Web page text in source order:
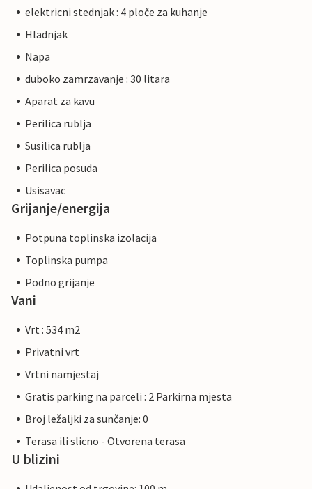
elektricni stednjak : 4 ploče za kuhanje
Hladnjak
Napa
duboko zamrzavanje : 30 litara
Aparat za kavu
Perilica rublja
Susilica rublja
Perilica posuda
Usisavac
Grijanje/energija
Potpuna toplinska izolacija
Toplinska pumpa
Podno grijanje
Vani
Vrt : 534 m2
Privatni vrt
Vrtni namjestaj
Gratis parking na parceli : 2 Parkirna mjesta
Broj ležaljki za sunčanje: 0
Terasa ili slicno - Otvorena terasa
U blizini